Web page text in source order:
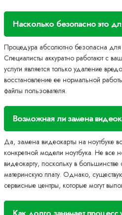
Насколько безопасно это
Процедура абсолютно безопасна для
Специалисты аккуратно работают с
услуги является только удаление
восстановление ее нормальной
файлы пользователя.
Возможная ли замена
Да, замена видеокарты на ноутбуке
конкретной модели ноутбука. Не все
видеокарту, поскольку в большинстве
материнскую плату. Однако,
сервисные центры, которые могут